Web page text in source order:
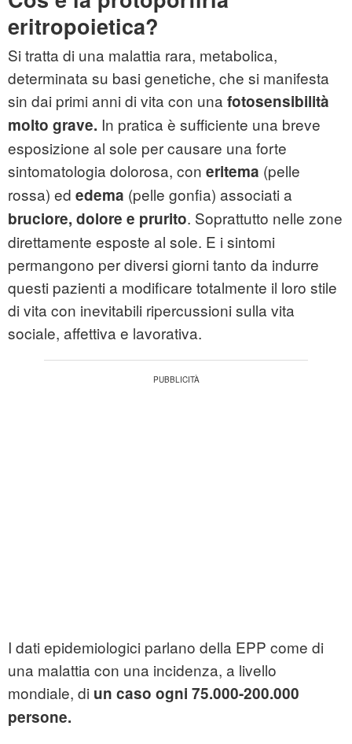
eritropoietica?
Si tratta di una malattia rara, metabolica,
determinata su basi genetiche, che si manifesta
sin dai primi anni di vita con una fotosensibilità
molto grave. In pratica è sufficiente una breve
esposizione al sole per causare una forte
sintomatologia dolorosa, con eritema (pelle
rossa) ed edema (pelle gonfia) associati a
bruciore, dolore e prurito. Soprattutto nelle zone
direttamente esposte al sole. E i sintomi
permangono per diversi giorni tanto da indurre
questi pazienti a modificare totalmente il loro stile
di vita con inevitabili ripercussioni sulla vita
sociale, affettiva e lavorativa.
I dati epidemiologici parlano della EPP come di
una malattia con una incidenza, a livello
mondiale, di un caso ogni 75.000-200.000
persone.